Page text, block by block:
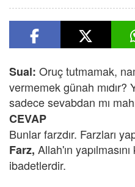
Sual: Oruç tutmamak,
vermemek günah mıdır?
sadece sevabdan mı
CEVAP
Bunlar farzdır. Farzları
Farz, Allah'ın
ibadetlerdir.